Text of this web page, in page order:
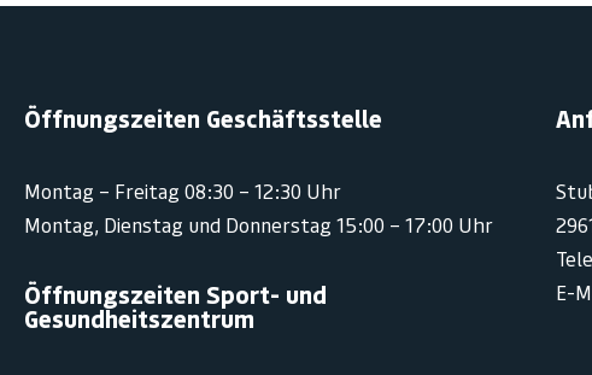
Öffnungszeiten Geschäftsstelle
Montag – Freitag 08:30 – 12:30 Uhr
Montag, Dienstag und Donnerstag 15:00 – 17:00 Uhr
Öffnungszeiten Sport- und
Gesundheitszentrum
E-